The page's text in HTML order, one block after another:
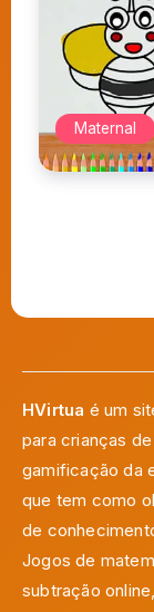
Maternal
HVirtua é um
para crianças
gamificação da
que tem como
de
Jogos de
subtração